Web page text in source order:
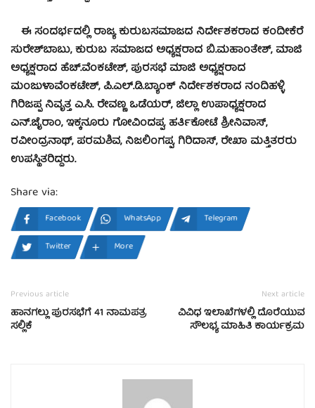
ಈ ಸಂದರ್ಭದಲ್ಲಿ ರಾಜ್ಯ ಕುರುಬಸಮಾಜದ ನಿರ್ದೇಶಕರಾದ ಕಂದೀಕೆರೆ
ಸುರೇಶ್‍ಬಾಬು, ಕುರುಬ ಸಮಾಜದ ಅಧ್ಯಕ್ಷರಾದ ಬಿ.ಮಹಾಂತೇಶ್, ಮಾಜಿ
ಅಧ್ಯಕ್ಷರಾದ ಹೆಚ್.ವೆಂಕಟೇಶ್, ಪುರಸಭೆ ಮಾಜಿ ಅಧ್ಯಕ್ಷರಾದ
ಮಂಜುಳಾವೆಂಕಟೇಶ್, ಪಿ.ಎಲ್.ಡಿ.ಬ್ಯಾಂಕ್ ನಿರ್ದೇಶಕರಾದ ನಂದಿಹಳ್ಳಿ
ಗಿರಿಜಪ್ಪ ನಿವೃತ್ತ ಎ.ಸಿ. ರೇವಣ್ಣ ಒಡೆಯರ್, ಜಿಲ್ಲಾ ಉಪಾಧ್ಯಕ್ಷರಾದ
ಎನ್.ಜೈರಾಂ, ಇಕ್ಕನೂರು ಗೋವಿಂದಪ್ಪ, ಹರ್ತಿಕೋಟೆ ಶ್ರೀನಿವಾಸ್,
ರವೀಂದ್ರನಾಥ್, ಪರಮಶಿವ, ನಿಜಲಿಂಗಪ್ಪ, ಗಿರಿದಾಸ್, ರೇಖಾ ಮತ್ತಿತರರು
ಉಪಸ್ಥಿತರಿದ್ದರು.
Share via:
Facebook WhatsApp
Telegram
Twitter
More
Previous article
ಹಾನಗಲ್ಲು ಪುರಸಭೆಗೆ 41 ನಾಮಪತ್ರ
ಸಲ್ಲಿಕೆ
Next article
ವಿವಿಧ ಇಲಾಖೆಗಳಲ್ಲಿ ದೊರೆಯುವ
ಸೌಲಭ್ಯ ಮಾಹಿತಿ ಕಾರ್ಯಕ್ರಮ